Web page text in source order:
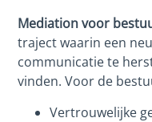
Mediation voor
traject waarin een
communicatie te
vinden. Voor de
Vertrouwelijke